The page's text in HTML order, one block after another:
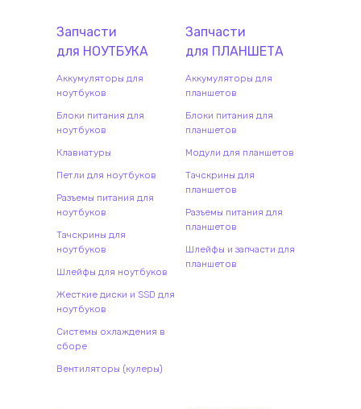
Запчасти
для НОУТБУКА
Аккумуляторы для
ноутбуков
Блоки питания для
ноутбуков
Клавиатуры
Петли для ноутбуков
Разъемы питания для
ноутбуков
Тачскрины для
ноутбуков
Шлейфы для ноутбуков
Жесткие диски и SSD для
ноутбуков
Системы охлаждения в
сборе
Вентиляторы (кулеры)
Запчасти
для ПЛАНШЕТА
Аккумуляторы для
планшетов
Блоки питания для
планшетов
Модули для планшетов
Тачскрины для
планшетов
Разъемы питания для
планшетов
Шлейфы и запчасти для
планшетов